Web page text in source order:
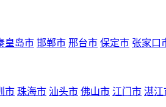
皇岛市 邯郸市 邢台市 保定市 张家口
市 珠海市 汕头市 佛山市 江门市 湛江